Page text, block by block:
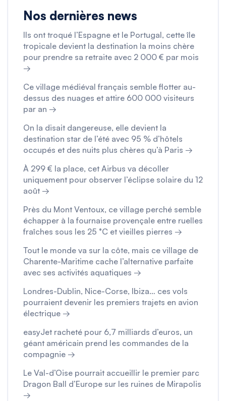
Nos dernières news
Ils ont troqué l’Espagne et le Portugal, cette île
tropicale devient la destination la moins chère
pour prendre sa retraite avec 2 000 € par mois
→
Ce village médiéval français semble flotter au-
dessus des nuages et attire 600 000 visiteurs
par an →
On la disait dangereuse, elle devient la
destination star de l’été avec 95 % d’hôtels
occupés et des nuits plus chères qu’à Paris →
À 299 € la place, cet Airbus va décoller
uniquement pour observer l’éclipse solaire du 12
août →
Près du Mont Ventoux, ce village perché semble
échapper à la fournaise provençale entre ruelles
fraîches sous les 25 °C et vieilles pierres →
Tout le monde va sur la côte, mais ce village de
Charente-Maritime cache l’alternative parfaite
avec ses activités aquatiques →
Londres-Dublin, Nice-Corse, Ibiza… ces vols
pourraient devenir les premiers trajets en avion
électrique →
easyJet racheté pour 6,7 milliards d’euros, un
géant américain prend les commandes de la
compagnie →
Le Val-d’Oise pourrait accueillir le premier parc
Dragon Ball d’Europe sur les ruines de Mirapolis
→